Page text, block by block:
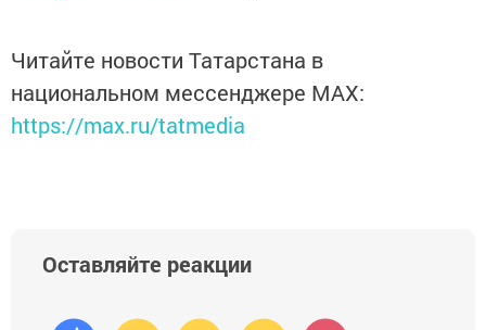
Читайте новости Татарстана в
национальном мессенджере MАХ:
https://max.ru/tatmedia
Оставляйте реакции